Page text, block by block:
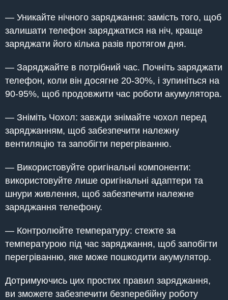
— Уникайте нічного заряджання: замість того, щоб
залишати телефон заряджатися на ніч, краще
заряджати його кілька разів протягом дня.
— Заряджайте в потрібний час. Почніть заряджати
телефон, коли він досягне 20-30%, і зупиніться на
90-95%, щоб продовжити час роботи акумулятора.
— Зніміть Чохол: завжди знімайте чохол перед
заряджанням, щоб забезпечити належну
вентиляцію та запобігти перегріванню.
— Використовуйте оригінальні компоненти:
використовуйте лише оригінальні адаптери та
шнури живлення, щоб забезпечити належне
заряджання телефону.
— Контролюйте температуру: стежте за
температурою під час заряджання, щоб запобігти
перегріванню, яке може пошкодити акумулятор.
Дотримуючись цих простих правил заряджання,
ви зможете забезпечити безперебійну роботу